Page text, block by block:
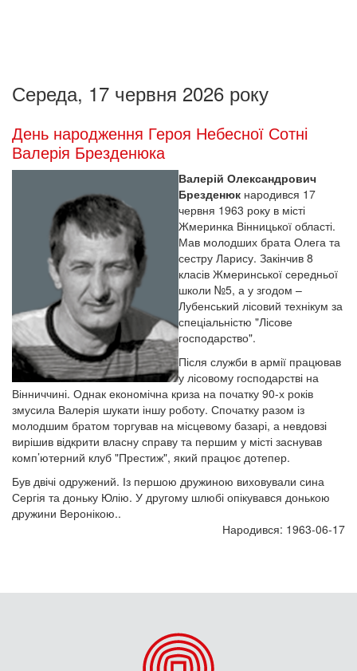
Середа, 17 червня 2026 року
День народження Героя Небесної Сотні
Валерія Брезденюка
Валерій Олександрович
Брезденюк народився 17
червня 1963 року в місті
Жмеринка Вінницької області.
Мав молодших брата Олега та
сестру Ларису. Закінчив 8
класів Жмеринської середньої
школи №5, а у згодом –
Лубенський лісовий технікум за
спеціальністю "Лісове
господарство".
Після служби в армії працював
у лісовому господарстві на
Вінниччині. Однак економічна криза на початку 90-х років
змусила Валерія шукати іншу роботу. Спочатку разом із
молодшим братом торгував на місцевому базарі, а невдовзі
вирішив відкрити власну справу та першим у місті заснував
комп’ютерний клуб "Престиж", який працює дотепер.
Був двічі одружений. Із першою дружиною виховували сина
Сергія та доньку Юлію. У другому шлюбі опікувався донькою
дружини Веронікою..
Народився: 1963-06-17